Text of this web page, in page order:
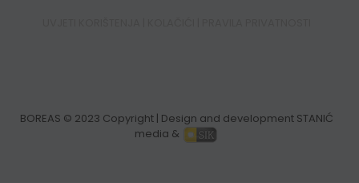
BOREAS © 2023 Copyright | Design and development STANIĆ
media &